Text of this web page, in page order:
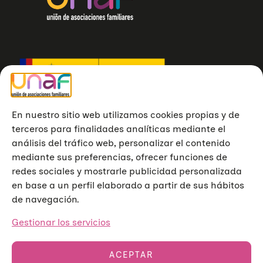
En nuestro sitio web utilizamos cookies propias y de
terceros para finalidades analíticas mediante el
análisis del tráfico web, personalizar el contenido
mediante sus preferencias, ofrecer funciones de
redes sociales y mostrarle publicidad personalizada
en base a un perfil elaborado a partir de sus hábitos
de navegación.
Gestionar los servicios
ACEPTAR